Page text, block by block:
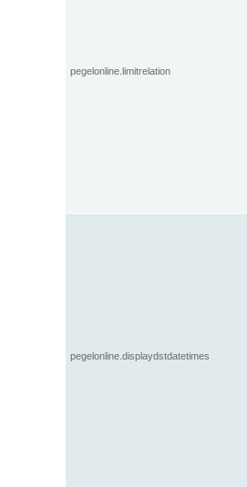
pegelonline.limitrelation
pegelonline.displaydstdatetimes